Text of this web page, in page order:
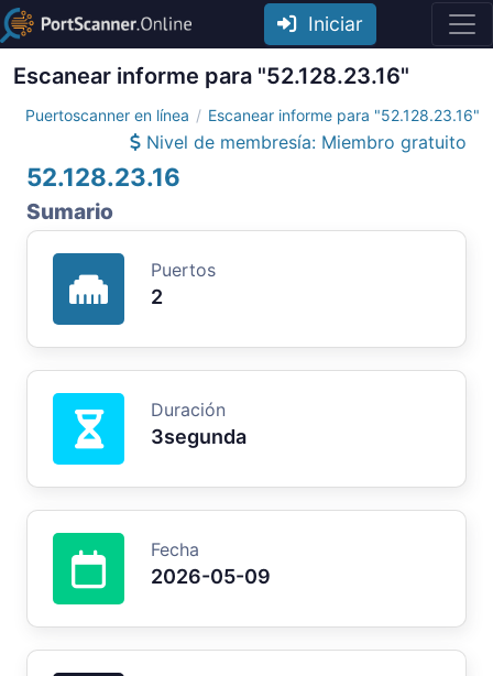
Iniciar
Escanear informe para "52.128.23.16"
Puertoscanner en línea Escanear informe para "52.128.23.16"
Nivel de membresía: Miembro gratuito
52.128.23.16
Sumario
Puertos
2
Duración
3segunda
Fecha
2026-05-09